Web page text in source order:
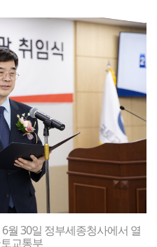
월 30일 정부세종청사에서 열
교통부